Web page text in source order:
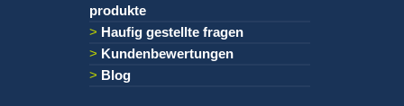
produkte
Haufig gestellte fragen
Kundenbewertungen
Blog